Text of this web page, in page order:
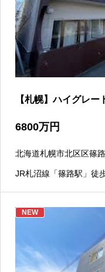
【札幌】ハイグレ
6800万円
北海道札幌市北区区篠
JR札沼線「篠路駅」徒
NEW